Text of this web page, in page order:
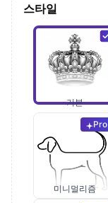
스타일
기본
Pro
미니멀리즘